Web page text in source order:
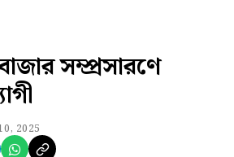
সম্প্রসারণে
10, 2025